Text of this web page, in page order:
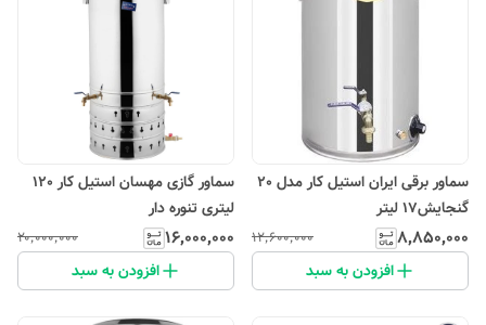
سماور برقی ایران استیل کار مدل 20
گنجایش17 لیتر
۸٬۸۵۰٬۰۰۰ ۱۲٬۶۰۰٬۰۰۰
افزودن به سبد
سماور گازی مهسان استیل کار 120
لیتری تنوره دار
۱۶٬۰۰۰٬۰۰۰ ۲۰٬۰۰۰٬۰۰۰
افزودن به سبد